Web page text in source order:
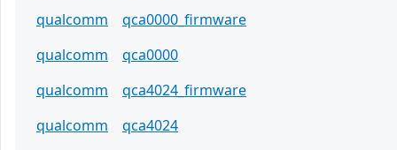
qualcomm
qca0000_firmware
qualcomm
qca0000
qualcomm
qca4024_firmware
qualcomm
qca4024